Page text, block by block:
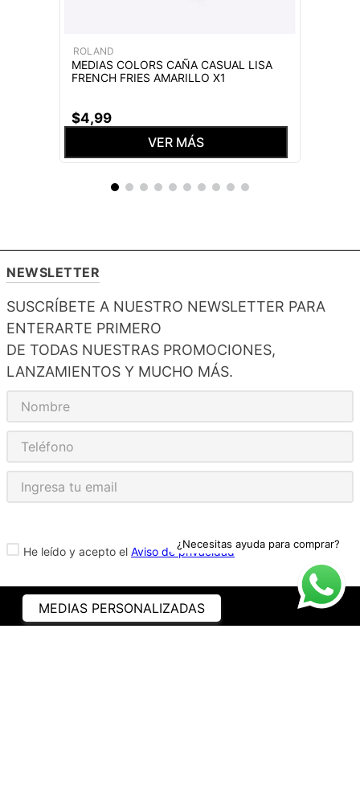
¿Necesitas ayuda para comprar?
ROLAND
MEDIAS COLORS CAÑA CASUAL LISA
FRENCH FRIES AMARILLO X1
$4,99
VER MÁS
NEWSLETTER
SUSCRÍBETE A NUESTRO NEWSLETTER PARA
ENTERARTE PRIMERO
DE TODAS NUESTRAS PROMOCIONES,
LANZAMIENTOS Y MUCHO MÁS.
He leído y acepto el Aviso de privacidad
MEDIAS PERSONALIZADAS